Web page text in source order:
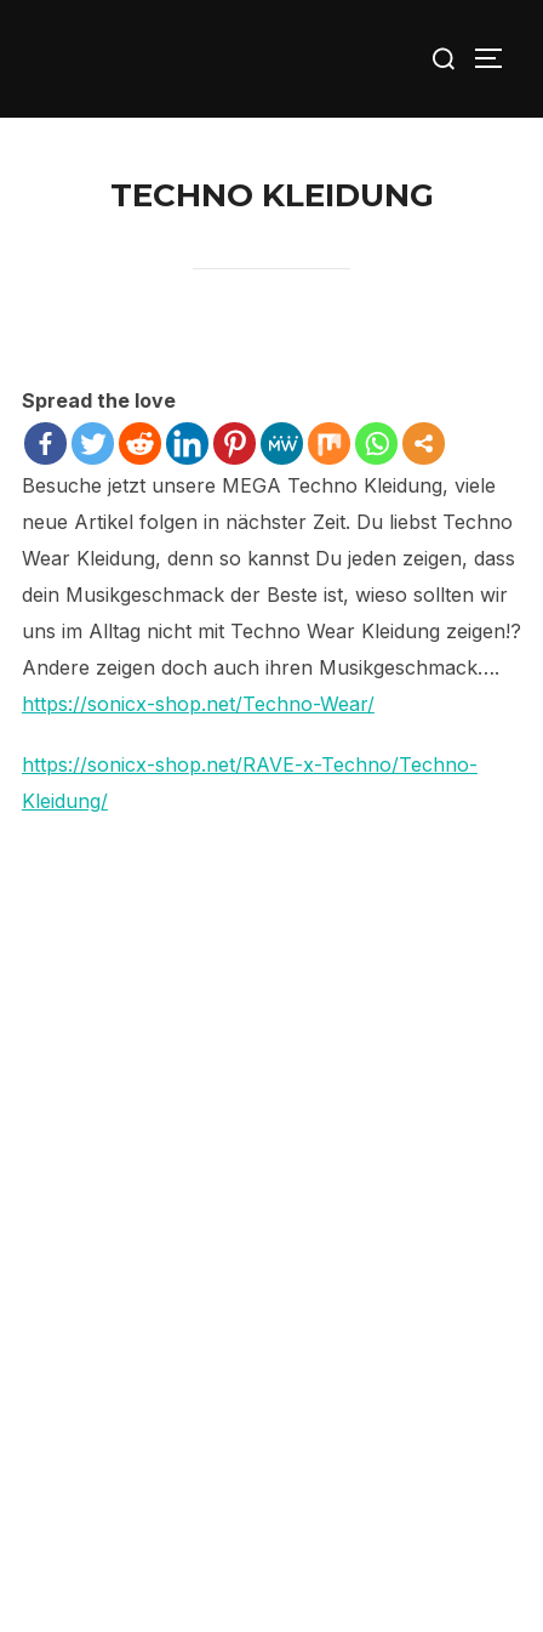
nach:
TECHNO KLEIDUNG
Spread the love
Besuche jetzt unsere MEGA Techno Kleidung, viele
neue Artikel folgen in nächster Zeit. Du liebst Techno
Wear Kleidung, denn so kannst Du jeden zeigen, dass
dein Musikgeschmack der Beste ist, wieso sollten wir
uns im Alltag nicht mit Techno Wear Kleidung zeigen!?
Andere zeigen doch auch ihren Musikgeschmack….
https://sonicx-shop.net/Techno-Wear/
https://sonicx-shop.net/RAVE-x-Techno/Techno-
Kleidung/